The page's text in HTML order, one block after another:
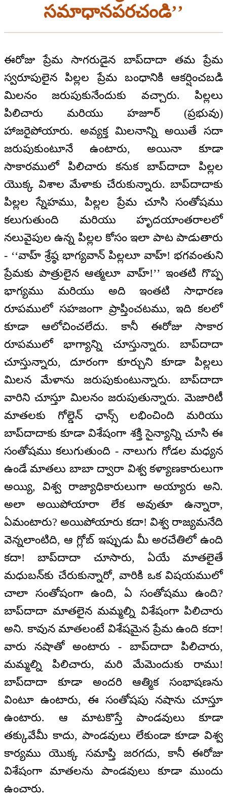
సమాధానపరచండి’’
ఈరోజు ప్రేమ సాగరుడైన బాప్‌దాదా తమ ప్రేమ
స్వరూపులైన పిల్లల ప్రేమ బంధానికి ఆకర్షించబడి
మిలనం జరుపుకునేందుకు వచ్చారు. పిల్లలు
పిలిచారు మరియు హజూర్ (ప్రభువు)
హాజరైపోయారు. అవ్యక్త మిలనాన్ని అయితే సదా
జరుపుకుంటూనే ఉంటారు, అయినా కూడా
సాకారములో పిలిచారు కనుక బాప్‌దాదా పిల్లల
యొక్క విశాల మేళాకు చేరుకున్నారు. బాప్‌దాదాకు
పిల్లల స్నేహము, పిల్లల ప్రేమ చూసి సంతోషము
కలుగుతుంది మరియు హృదయాంతరాలలో
నలువైపుల ఉన్న పిల్లల కోసం ఇలా పాట పాడుతారు
- ‘‘వాహ్ శ్రేష్ఠ భాగ్యవాన్ పిల్లలూ వాహ్! భగవంతుని
ప్రేమకు పాత్రులైన ఆత్మలూ వాహ్!’’ ఇంతటి గొప్ప
భాగ్యము మరియు అది ఇంతటి సాధారణ
రూపములో సహజంగా ప్రాప్తించటము, ఇది కలలో
కూడా ఆలోచించలేదు. కానీ ఈరోజు సాకార
రూపములో భాగ్యాన్ని చూస్తున్నారు. బాప్‌దాదా
చూస్తున్నారు, దూరంగా కూర్చుని కూడా పిల్లలు
మిలన మేళాను జరుపుకుంటున్నారు. బాప్‌దాదా
వారిని చూస్తూ మిలనం జరుపుతున్నారు. మెజారిటీ
మాతలకు గోల్డెన్ ఛాన్స్ లభించింది మరియు
బాప్‌దాదాకు కూడా విశేషంగా శక్తి సైన్యాన్ని చూసి ఈ
సంతోషము కలుగుతుంది - నాలుగు గోడల మధ్యన
ఉండే మాతలు బాబా ద్వారా విశ్వ కళ్యాణకారులుగా
అయ్యి, విశ్వ రాజ్యాధికారులుగా అయ్యారు అని.
అలా అయిపోయారా లేక అవుతూ ఉన్నారా,
ఏమంటారు? అయిపోయారు కదా! విశ్వ రాజ్యమనేది
వెన్నలాంటిది, ఆ గ్లోబ్ ఇప్పుడు మీ అరచేతిలో ఉంది
కదా! బాప్‌దాదా చూసారు, ఏయే మాతలైతే
మధుబన్‌కు చేరుకున్నారో, వారికి ఒక విషయములో
చాలా సంతోషంగా ఉంది, ఏ సంతోషము ఉంది?
బాప్‌దాదా మాతలైన మమ్మల్ని విశేషంగా పిలిచారు
అని. కావున మాతలంటే విశేషమైన ప్రేమ ఉంది కదా!
వారు నషాతో అంటారు - బాప్‌దాదా పిలిచారు,
మమ్మల్ని పిలిచారు, మరి మేమెందుకు రాము!
బాప్‌దాదా కూడా అందరి ఆత్మిక సంభాషణను
వింటూ ఉంటారు, ఈ సంతోషపు నషాను చూస్తూ
ఉంటారు. ఆ మాటకొస్తే పాండవులు కూడా
తక్కువేమీ కాదు, పాండవులు లేకుండా కూడా విశ్వ
కార్యము యొక్క సమాప్తి జరగదు, కానీ ఈరోజు
విశేషంగా మాతలను పాండవులు కూడా ముందు
ఉంచారు.